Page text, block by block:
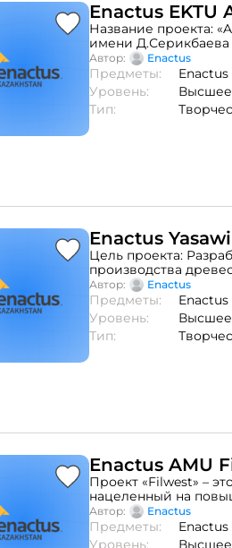
Enactus EKTU
Название проекта:
имени
работы аграрных
производства.
Автор: Enactus ⠀
Предметы:
Enactus
Уровень:
Высшее
Тип:
Enactus
Цель проекта:
производства
декоративных
окружающей среды и
ресурсов.Описание
фруктовых и
утилизацией,
Автор: Enactus ⠀
Предметы:
Enactus
Уровень:
Высшее
Тип:
Enactus AMU
Проект «Filwest» –
нацеленный на
населения. Проект
участвовал в
результате
Автор: Enactus ⠀
Предметы:
Enactus
Уровень:
Высшее